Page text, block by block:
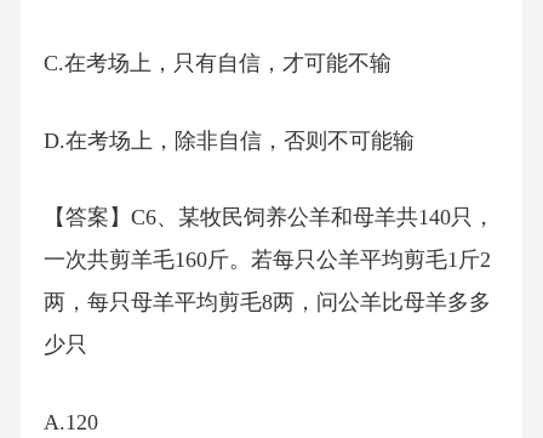
C.在考场上，只有自信，才可能不输
D.在考场上，除非自信，否则不可能输
【答案】C6、某牧民饲养公羊和母羊共140只，
一次共剪羊毛160斤。若每只公羊平均剪毛1斤2
两，每只母羊平均剪毛8两，问公羊比母羊多多
少只
A.120